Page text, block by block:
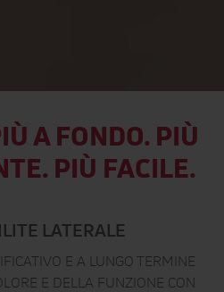
A FONDO. PIÙ
PIÙ FACILE.
LATERALE
E A LUNGO TERMINE
E DELLA FUNZIONE CON